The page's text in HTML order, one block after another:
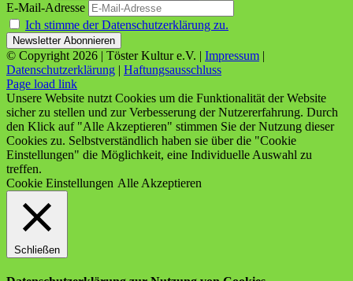
E-Mail-Adresse
Ich stimme der Datenschutzerklärung zu.
© Copyright 2026 | Töster Kultur e.V. | Impressum |
Datenschutzerklärung | Haftungsausschluss
Facebook
X
Instagram
YouTube
Page load link
Unsere Website nutzt Cookies um die Funktionalität der Website
sicher zu stellen und zur Verbesserung der Nutzererfahrung. Durch
den Klick auf "Alle Akzeptieren" stimmen Sie der Nutzung dieser
Cookies zu. Selbstverständlich haben sie über die "Cookie
Einstellungen" die Möglichkeit, eine Individuelle Auswahl zu
treffen.
Cookie Einstellungen Alle Akzeptieren
Schließen